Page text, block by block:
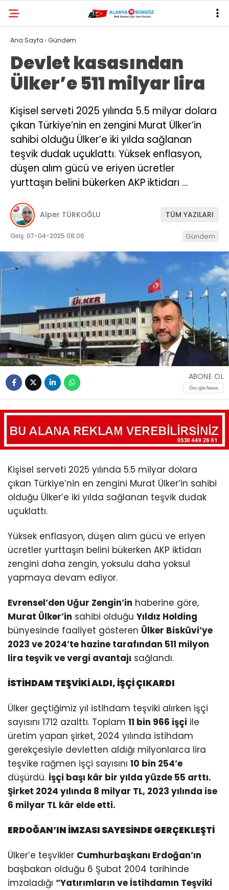
30.3°
Ana Sayfa ›Gündem
Devlet kasasından
Ülker’e 511 milyar lira
Kişisel serveti 2025 yılında 5.5 milyar dolara
çıkan Türkiye’nin en zengini Murat Ülker’in
sahibi olduğu Ülker’e iki yılda sağlanan
teşvik dudak uçuklattı. Yüksek enflasyon,
düşen alım gücü ve eriyen ücretler
yurttaşın belini bükerken AKP iktidarı …
Alper TÜRKOĞLU TÜM YAZILARI
Giriş: 07-04-2025 08:06 Gündem
ABONE OL
Kişisel serveti 2025 yılında 5.5 milyar dolara
çıkan Türkiye’nin en zengini Murat Ülker’in sahibi
olduğu Ülker’e iki yılda sağlanan teşvik dudak
uçuklattı.
Yüksek enflasyon, düşen alım gücü ve eriyen
ücretler yurttaşın belini bükerken AKP iktidarı
zengini daha zengin, yoksulu daha yoksul
yapmaya devam ediyor.
Evrensel’den Uğur Zengin’in haberine göre,
Murat Ülker’in sahibi olduğu Yıldız Holding
bünyesinde faaliyet gösteren Ülker Bisküvi’ye
2023 ve 2024’te hazine tarafından 511 milyon
lira teşvik ve vergi avantajı sağlandı.
İSTİHDAM TEŞVİKİ ALDI, İŞÇİ ÇIKARDI
Ülker geçtiğimiz yıl istihdam teşviki alırken işçi
sayısını 1712 azalttı. Toplam 11 bin 966 işçi ile
üretim yapan şirket, 2024 yılında istihdam
gerekçesiyle devletten aldığı milyonlarca lira
teşvike rağmen işçi sayısını 10 bin 254’e
düşürdü. İşçi başı kâr bir yılda yüzde 55 arttı.
Şirket 2024 yılında 8 milyar TL, 2023 yılında ise
6 milyar TL kâr elde etti.
ERDOĞAN’IN İMZASI SAYESİNDE GERÇEKLEŞTİ
Ülker’e teşvikler Cumhurbaşkanı Erdoğan’ın
başbakan olduğu 6 Şubat 2004 tarihinde
imzaladığı “Yatırımların ve İstihdamın Teşviki